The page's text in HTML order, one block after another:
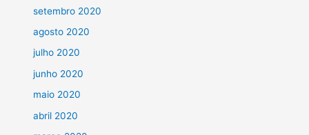
setembro 2020
agosto 2020
julho 2020
junho 2020
maio 2020
abril 2020